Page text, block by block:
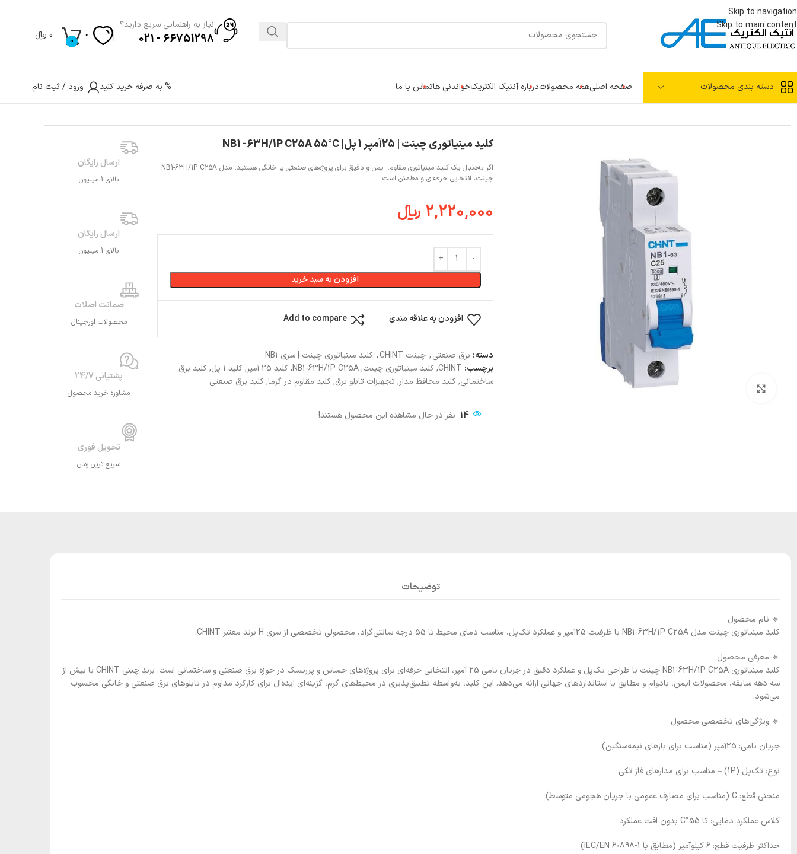
Skip to navigation
Skip to main content
نیاز به راهنمایی سریع دارید؟
66751298 - 021
0
0
0 ﷼
دسته بندی محصولات صفحه اصلیهمه محصولاتدرباره آنتیک الکتریکخواندنی هاتماس با ما % به صرفه خرید کنید
ورود / ثبت نام
کلید مینیاتوری چینت | 25آمپر 1 پل| NB1 -63H/1P C25A 55°C
اگر به‌دنبال یک کلید مینیاتوری مقاوم، ایمن و دقیق برای پروژه‌های صنعتی یا خانگی هستید، مدل NB1-63H/1P C25A
چینت، انتخابی حرفه‌ای و مطمئن است.
2,220,000 ﷼
افزودن به سبد خرید
افزودن به علاقه مندی Add to compare
دسته: برق صنعتی, چینت CHINT , کلید مینیاتوری چینت | سری NB1
برچسب:
CHINT, کلید مینیاتوری چینت, NB1-63H/1P C25A, کلید 25 آمپر, کلید 1 پل, کلید برق
ساختمانی, کلید محافظ مدار, تجهیزات تابلو برق, کلید مقاوم در گرما, کلید برق صنعتی
14 نفر در حال مشاهده این محصول هستند!
ارسال رایگان
بالای 1 میلیون
ارسال رایگان
بالای 1 میلیون
ضمانت اصلات
محصولات اورجینال
پشتیانی 24/7
مشاوره خرید محصول
تحویل فوری
سریع ترین زمان
توضیحات
🔹 نام محصول
کلید مینیاتوری چینت مدل NB1-63H/1P C25A با ظرفیت 25آمپر و عملکرد تک‌پل، مناسب دمای محیط تا 55 درجه سانتی‌گراد، محصولی تخصصی از سری H برند معتبر CHINT.
🔹 معرفی محصول
کلید مینیاتوری NB1-63H/1P C25A چینت با طراحی تک‌پل و عملکرد دقیق در جریان نامی 25 آمپر، انتخابی حرفه‌ای برای پروژه‌های حساس و پرریسک در حوزه برق صنعتی و ساختمانی است. برند چینی CHINT با بیش از
سه دهه سابقه، محصولات ایمن، بادوام و مطابق با استانداردهای جهانی ارائه می‌دهد. این کلید، به‌واسطه تطبیق‌پذیری در محیط‌های گرم، گزینه‌ای ایده‌آل برای کارکرد مداوم در تابلوهای برق صنعتی و خانگی محسوب
می‌شود.
🔹 ویژگی‌های تخصصی محصول
جریان نامی: 25آمپر (مناسب برای بارهای نیمه‌سنگین)
نوع: تک‌پل (1P) – مناسب برای مدارهای فاز تکی
منحنی قطع: C (مناسب برای مصارف عمومی با جریان هجومی متوسط)
کلاس عملکرد دمایی: تا 55°C بدون افت عملکرد
حداکثر ظرفیت قطع: 6 کیلوآمپر (مطابق با IEC/EN 60898-1)